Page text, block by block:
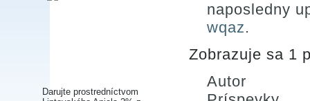
Darujte prostredníctvom
naposledny
wqaz.
Zobrazuje sa 1
Autor